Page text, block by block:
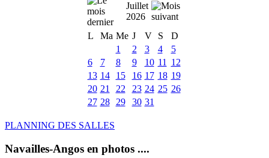
Juillet
2026
L
Ma Me J V S
D
1
2 3 4
5
6
7 8 9 10 11
12
13 14 15 16 17 18 19
20 21 22 23 24 25 26
27 28 29 30 31
PLANNING DES SALLES
Navailles-Angos en photos ....